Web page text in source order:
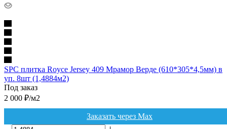
SPC плитка Royce Jersey 409 Мрамор Верде (610*305*4,5мм) в
уп. 8шт (1,4884м2)
Под заказ
2 000 ₽/м2
Заказать через Max